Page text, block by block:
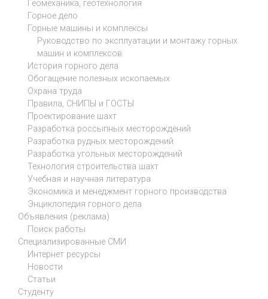
Геомеханика, геотехнология
Горное дело
Горные машины и комплексы
Руководство по эксплуатации и монтажу горных
машин и комплексов
История горного дела
Обогащение полезных ископаемых
Охрана труда
Правила, СНИПЫ и ГОСТЫ
Проектирование шахт
Разработка россыпных месторождений
Разработка рудных месторождений
Разработка угольных месторождений
Технология строительства шахт
Учебная и научная литература
Экономика и менеджмент горного производства
Энциклопедия горного дела
Объявления (реклама)
Поиск работы
Специализированные СМИ
Интернет ресурсы
Новости
Статьи
Студенту